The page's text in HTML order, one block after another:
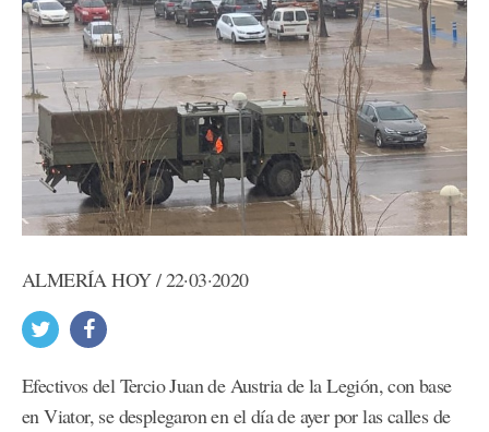
ALMERÍA HOY / 22·03·2020
Efectivos del Tercio Juan de Austria de la Legión, con base
en Viator, se desplegaron en el día de ayer por las calles de